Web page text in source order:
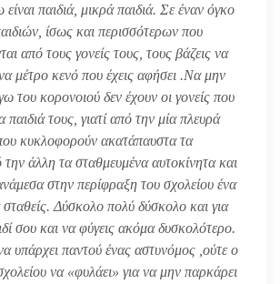
παιδιά, μικρά παιδιά. Σε έναν όγκο
ίσως και περισσότερων που
από τους γονείς τους, τους βάζεις να
μέτρο κενό που έχεις αφήσει .Να μην
του κορονοιού δεν έχουν οι γονείς που
παιδιά τους, γιατί από την μία πλευρά
κυκλοφορούν ακατάπαυστα τα
άλλη τα σταθμευμένα αυτοκίνητα και
στην περίφραξη του σχολείου ένα
Δύσκολο πολύ δύσκολο και για
σου και να φύγεις ακόμα δυσκολότερο.
υπάρχει παντού ένας αστυνόμος ,ούτε ο
να «φυλάει» για να μην παρκάρει